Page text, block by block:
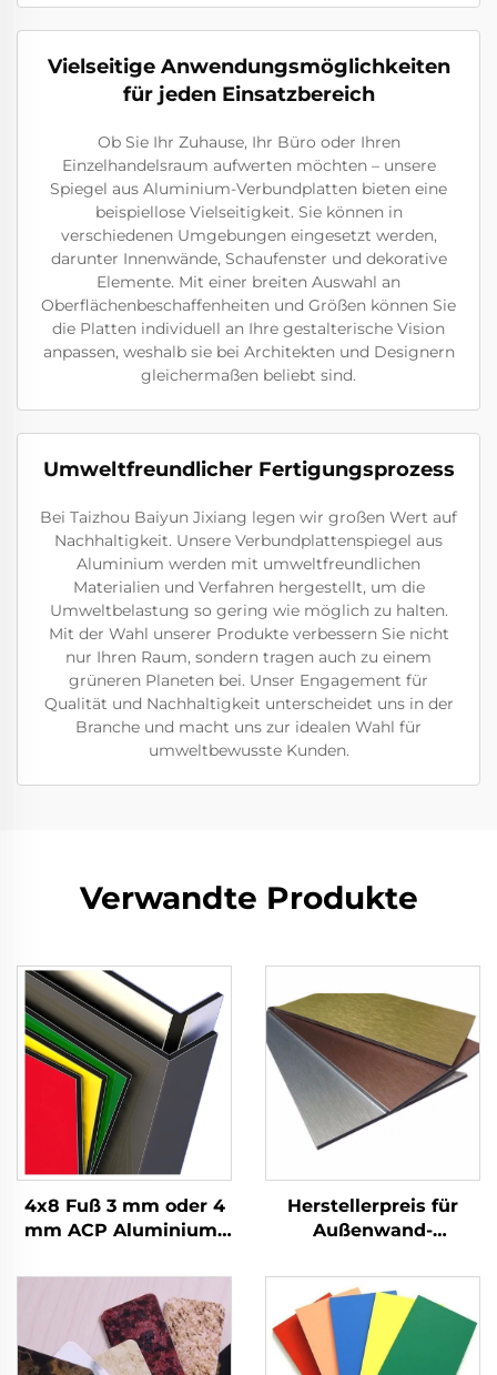
Vielseitige Anwendungsmöglichkeiten
für jeden Einsatzbereich
Ob Sie Ihr Zuhause, Ihr Büro oder Ihren
Einzelhandelsraum aufwerten möchten – unsere
Spiegel aus Aluminium-Verbundplatten bieten eine
beispiellose Vielseitigkeit. Sie können in
verschiedenen Umgebungen eingesetzt werden,
darunter Innenwände, Schaufenster und dekorative
Elemente. Mit einer breiten Auswahl an
Oberflächenbeschaffenheiten und Größen können Sie
die Platten individuell an Ihre gestalterische Vision
anpassen, weshalb sie bei Architekten und Designern
gleichermaßen beliebt sind.
Umweltfreundlicher Fertigungsprozess
Bei Taizhou Baiyun Jixiang legen wir großen Wert auf
Nachhaltigkeit. Unsere Verbundplattenspiegel aus
Aluminium werden mit umweltfreundlichen
Materialien und Verfahren hergestellt, um die
Umweltbelastung so gering wie möglich zu halten.
Mit der Wahl unserer Produkte verbessern Sie nicht
nur Ihren Raum, sondern tragen auch zu einem
grüneren Planeten bei. Unser Engagement für
Qualität und Nachhaltigkeit unterscheidet uns in der
Branche und macht uns zur idealen Wahl für
umweltbewusste Kunden.
Verwandte Produkte
4x8 Fuß 3 mm oder 4
mm ACP Aluminium-
Wandverkleidung und
Dekoration
Herstellerpreis für
Außenwand-
Aluminium-
Verbundplatte
Alucobond